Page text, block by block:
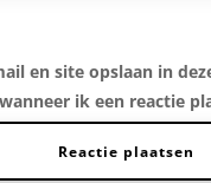
en site opslaan in
ik een reactie